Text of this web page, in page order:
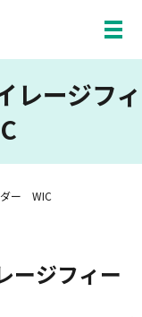
メ
ージフィ
ー WIC
ジフィー